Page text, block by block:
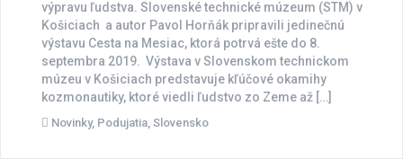
výpravu ľudstva. Slovenské technické múzeum (STM) v
Košiciach a autor Pavol Horňák pripravili jedinečnú
výstavu Cesta na Mesiac, ktorá potrvá ešte do 8.
septembra 2019. Výstava v Slovenskom technickom
múzeu v Košiciach predstavuje kľúčové okamihy
kozmonautiky, ktoré viedli ľudstvo zo Zeme až […]
Novinky, Podujatia, Slovensko